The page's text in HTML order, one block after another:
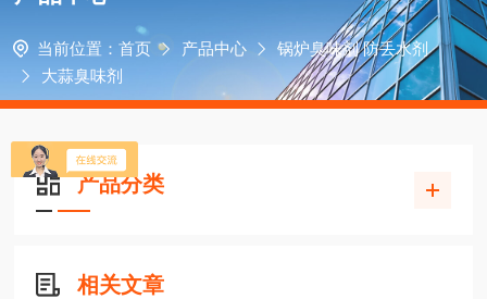
当前位置： 首页 产品中心
锅炉臭味剂 防丢水剂
大蒜臭味剂
产品分类
相关文章